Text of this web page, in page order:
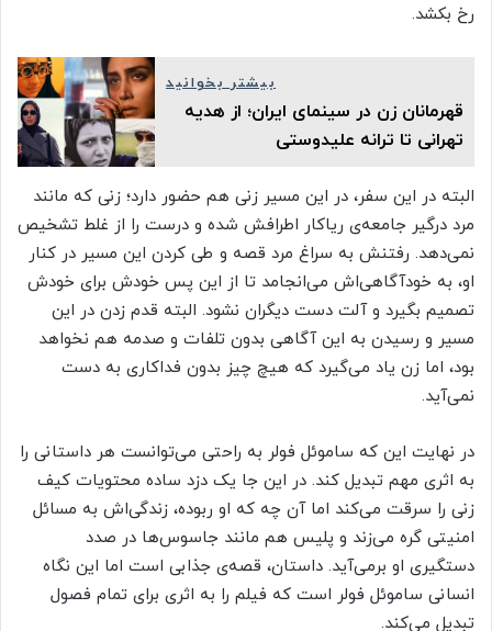
رخ بکشد.
بیشتر بخوانید
قهرمانان زن در سینمای ایران؛ از هدیه
تهرانی تا ترانه علیدوستی
البته در این سفر، در این مسیر زنی هم حضور دارد؛ زنی که مانند
مرد درگیر جامعه‌ی ریاکار اطرافش شده و درست را از غلط تشخیص
نمی‌دهد. رفتنش به سراغ مرد قصه و طی کردن این مسیر در کنار
او، به خودآگاهی‌اش می‌انجامد تا از این پس خودش برای خودش
تصمیم بگیرد و آلت دست دیگران نشود. البته قدم زدن در این
مسیر و رسیدن به این آگاهی بدون تلفات و صدمه هم نخواهد
بود، اما زن یاد می‌گیرد که هیچ چیز بدون فداکاری به دست
نمی‌آید.
در نهایت این که ساموئل فولر به راحتی می‌توانست هر داستانی را
به اثری مهم تبدیل کند. در این جا یک دزد ساده محتویات کیف
زنی را سرقت می‌کند اما آن چه که او ربوده، زندگی‌اش به مسائل
امنیتی گره می‌زند و پلیس هم مانند جاسوس‌ها در صدد
دستگیری او برمی‌آید. داستان، قصه‌ی جذابی است اما این نگاه
انسانی ساموئل فولر است که فیلم را به اثری برای تمام فصول
تبدیل می‌کند.